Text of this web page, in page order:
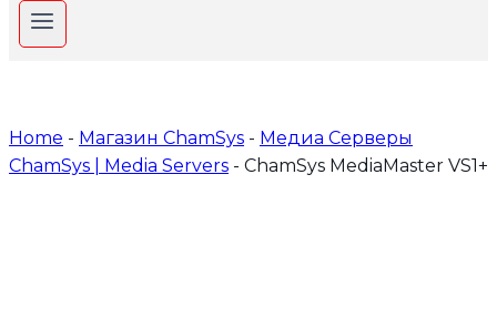
Home - Магазин СhamSys - Медиа Серверы
ChamSys | Media Servers - ChamSys MediaMaster VS1+